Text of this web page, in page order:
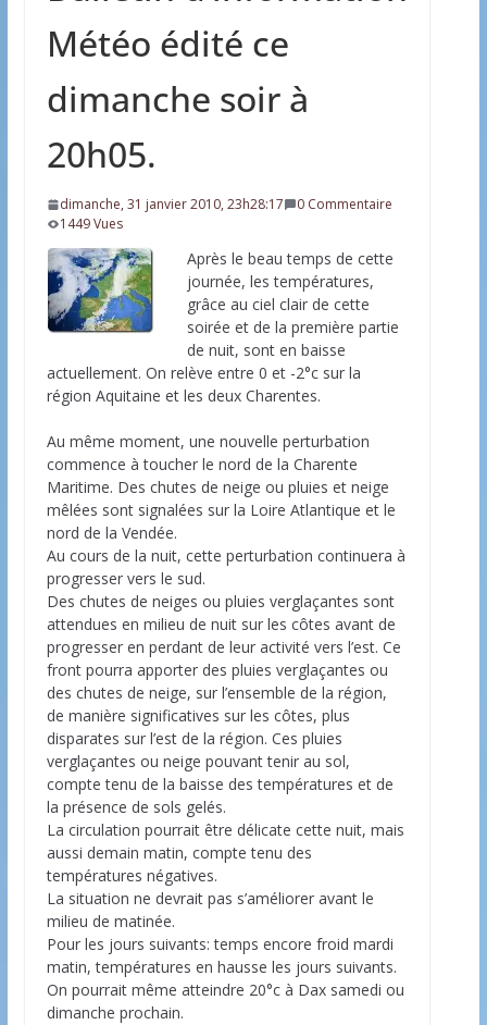
radars des impôts appartient définitivement au
passé
Eau potable : Le préfet de Charente-Maritime
Météo édité ce
dimanche soir à
20h05.
dimanche, 31 janvier 2010, 23h28:17
0 Commentaire
1449 Vues
Après le beau temps de cette
journée, les températures,
grâce au ciel clair de cette
soirée et de la première partie
de nuit, sont en baisse
actuellement. On relève entre 0 et -2°c sur la
région Aquitaine et les deux Charentes.
Au même moment, une nouvelle perturbation
commence à toucher le nord de la Charente
Maritime. Des chutes de neige ou pluies et neige
mêlées sont signalées sur la Loire Atlantique et le
nord de la Vendée.
Au cours de la nuit, cette perturbation continuera à
progresser vers le sud.
Des chutes de neiges ou pluies verglaçantes sont
attendues en milieu de nuit sur les côtes avant de
progresser en perdant de leur activité vers l’est. Ce
front pourra apporter des pluies verglaçantes ou
des chutes de neige, sur l’ensemble de la région,
de manière significatives sur les côtes, plus
disparates sur l’est de la région. Ces pluies
verglaçantes ou neige pouvant tenir au sol,
compte tenu de la baisse des températures et de
la présence de sols gelés.
La circulation pourrait être délicate cette nuit, mais
aussi demain matin, compte tenu des
températures négatives.
La situation ne devrait pas s’améliorer avant le
milieu de matinée.
Pour les jours suivants: temps encore froid mardi
matin, températures en hausse les jours suivants.
On pourrait même atteindre 20°c à Dax samedi ou
dimanche prochain.